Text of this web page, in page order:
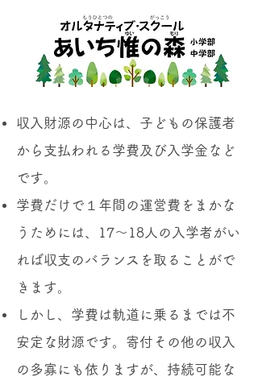
収入財源の中心は、子どもの保護者
から支払われる学費及び入学金など
です。
学費だけで１年間の運営費をまかな
うためには、17～18人の入学者がい
れば収支のバランスを取ることがで
きます。
しかし、学費は軌道に乗るまでは不
安定な財源です。寄付その他の収入
の多寡にも依りますが、持続可能な